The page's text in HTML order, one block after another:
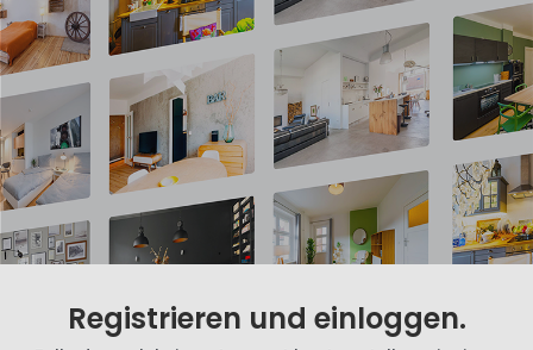
Registrieren und einloggen.